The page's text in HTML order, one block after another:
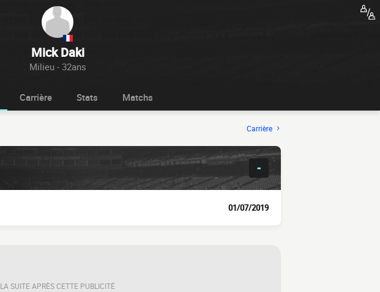
Mick Daki
Milieu - 32ans
Carrière Stats Matchs
Carrière
-
01/07/2019
LA SUITE APRÈS CETTE PUBLICITÉ